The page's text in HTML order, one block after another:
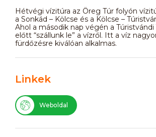
Hétvégi vízitúra az Öreg Túr folyón
a Sonkád – Kölcse és a Kölcse –
Ahol a második nap végén a
előtt “szállunk le” a vízről. Itt a víz
fürdőzésre kiválóan alkalmas.
Linkek
Weboldal